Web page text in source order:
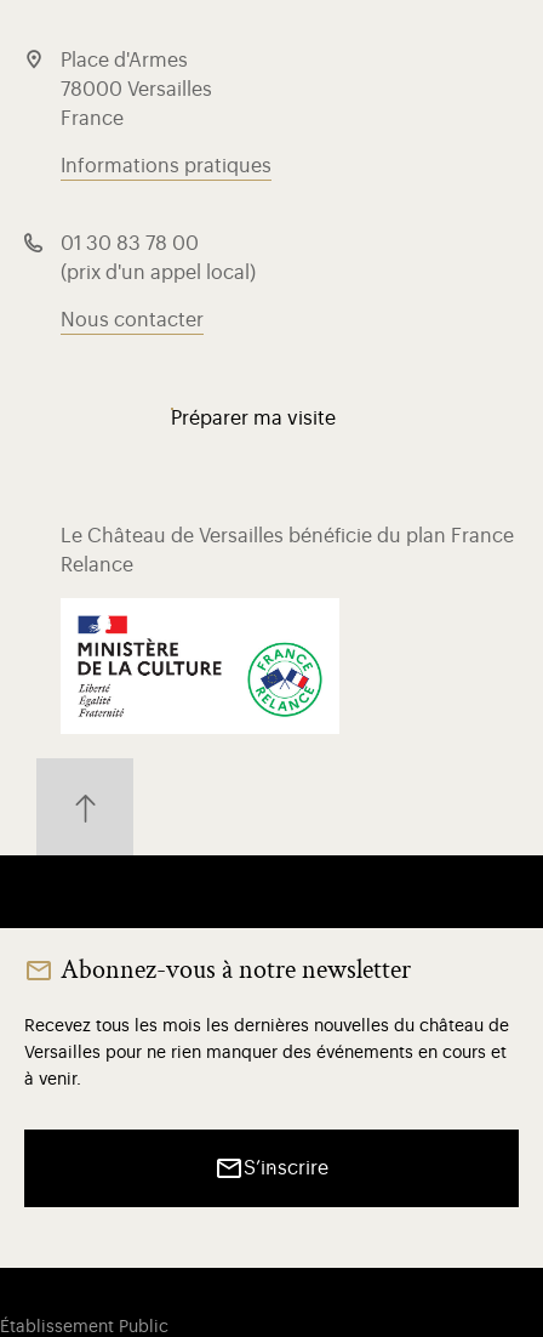
Place d'Armes
78000 Versailles
France
Informations pratiques
01 30 83 78 00
(prix d'un appel local)
Nous contacter
Préparer ma visite
Le Château de Versailles bénéficie du plan France
Relance
Abonnez-vous à notre newsletter
Recevez tous les mois les dernières nouvelles du château de
Versailles pour ne rien manquer des événements en cours et
à venir.
S’inscrire
Établissement Public